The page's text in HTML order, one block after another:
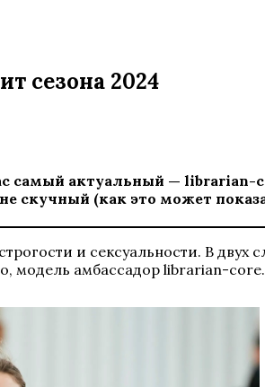
сезона 2024
самый актуальный —
скучный (как это может
и сексуальности. В
модель амбассадор librarian-core.